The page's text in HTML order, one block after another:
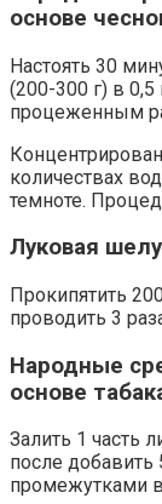
основе
Настоять 30
(200-300 г) в
процеженным
количествах
темноте.
Луковая
Прокипятить
проводить 3
Народные
основе
Залить 1 часть
после добавить
промежутками